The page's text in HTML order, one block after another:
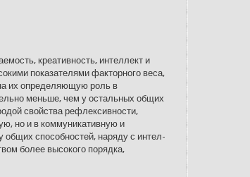
креативность, интеллект и
показателями факторного веса,
их определяющую роль в
меньше, чем у остальных общих
свойства рефлексивности,
но и в коммуникативную и
общих способностей, наряду с интел­
более высокого порядка,